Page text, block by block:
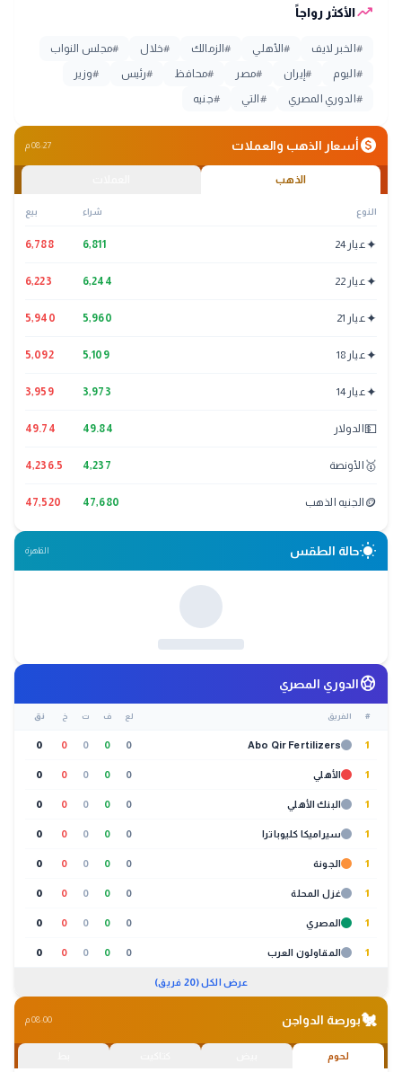
trending_upالأكثر رواجاً
# الخبر لايف #الأهلي #الزمالك #خلال #مجلس النواب
# اليوم # إيران #مصر #محافظ #رئيس #وزير
# الدوري المصري # التي #جنيه
monetization_onأسعار الذهب والعملات 08:27 م
الذهب
النوع شراء بيع
✦عيار 24 6,811
6,788
✦عيار 22 6,244
6,223
✦عيار 21 5,960
5,940
✦عيار 18 5,109
5,092
✦عيار 14 3,973
3,959
💵 الدولار 49.84
49.74
🥇 الأونصة 4,237
4,236.5
🪙 الجنيه الذهب 47,680
47,520
wb_sunnyحالة الطقس القاهرة
sports_soccerالدوري المصري
# الفريق لع ف ت خ نق
1
Abo Qir Fertilizers
0
0
0
0
0
1 الأهلي 0
0
0
0
0
1 البنك الأهلي 0
0
0
0
0
1 سيراميكا كليوباترا 0
0
0
0
0
1 الجونة 0
0
0
0
0
1 غزل المحلة 0
0
0
0
0
1 المصري 0
0
0
0
0
1 المقاولون العرب 0
0
0
0
0
عرض الكل (20 فريق)
🐔بورصة الدواجن 08:00 م
لحوم